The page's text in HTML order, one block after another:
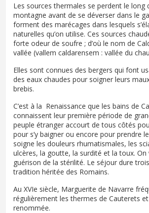
Les sources thermales se perdent le long
montagne avant de se déverser dans le
forment des marécages dans lesquels
naturelles qu’on utilise. Ces sources
forte odeur de soufre ; d’où le nom de
vallée (vallem caldarensem : vallée du
Elles sont connues des bergers qui font
des eaux chaudes pour soigner leurs
brebis.
C’est à la Renaissance que les bains de
connaissent leur première période de
peuple étranger accourt de tous côtés
pour s’y baigner ou encore pour prendre
soigne les douleurs rhumatismales, les
ulcères, la goutte, la surdité et la toux. On
guérison de la stérilité. Le séjour dure
tradition héritée des Romains.
Au XVIe siècle, Marguerite de Navarre
régulièrement les thermes de Cauterets
renommée.